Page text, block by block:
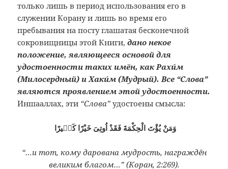
только лишь в период использования его в
служении Корану и лишь во время его
пребывания на посту глашатая бесконечной
сокровищницы этой Книги,дано некое
положение, являющееся основой для
удостоенности таких имён, как Рахúм
(Милосердный) и Хакúм (Мудрый). Все “Слова”
являются проявлением этой удостоенности.
Иншааллах, эти “Слова” удостоены смысла:
وَمَنْ يُؤْتَ الْحِكْمَةَ فَقَدْ اُوتِىَ خَيْرًا كَثٖيرًا
“…и тот, кому дарована мудрость, награждён
великим благом…” (Коран, 2:269).